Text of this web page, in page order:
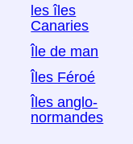
les îles
Canaries
Île de man
Îles Féroé
Îles anglo-
normandes